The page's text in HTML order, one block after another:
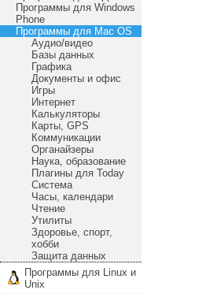
Программы для Windows
Phone
Программы для Mac OS
Аудио/видео
Базы данных
Графика
Документы и офис
Игры
Интернет
Калькуляторы
Карты, GPS
Коммуникации
Органайзеры
Наука, образование
Плагины для Today
Система
Часы, календари
Чтение
Утилиты
Здоровье, спорт,
хобби
Защита данных
Программы для Linux и
Unix